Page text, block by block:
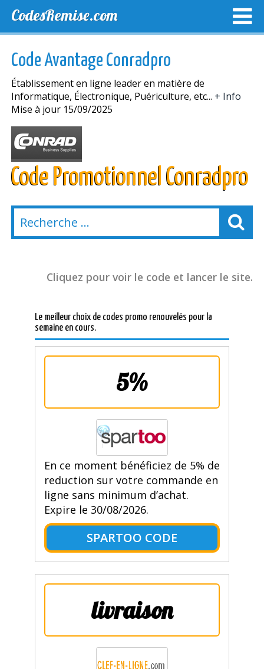
CodesRemise.com
NOUVELLES MAGASINS
Code Avantage Conradpro
Établissement en ligne leader en matière de
Informatique, Électronique, Puériculture, etc... + Info
Mise à jour 15/09/2025
Code Promotionnel Conradpro
Cliquez pour voir le code et lancer le site.
Le meilleur choix de codes promo renouvelés pour la
semaine en cours.
5%
En ce moment bénéficiez de 5% de
reduction sur votre commande en
ligne sans minimum d’achat.
Expire le 30/08/2026.
SPARTOO CODE
livraison